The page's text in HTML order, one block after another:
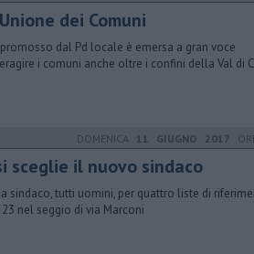
dei Comuni
dal Pd locale è emersa a gran voce
i comuni anche oltre i confini della Val di
DOMENICA 11 GIUGNO 2017
sceglie il nuovo sindaco
sindaco, tutti uomini, per quattro liste di
nel seggio di via Marconi